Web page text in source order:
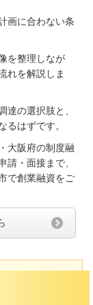
画に合わない条
を整理しなが
れを解説しま
達の選択肢と、
るはずです。
大阪府の制度融
請・面接まで、
で創業融資をご